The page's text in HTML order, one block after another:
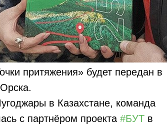
притяжения» будет передан в
в Казахстане, команда
с партнёром проекта #БУТ в